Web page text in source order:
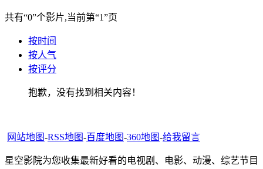
共有“0”个影片,当前第“1”页
按时间
按人气
按评分
抱歉，没有找到相关内容！
网站地图-RSS地图-百度地图-360地图-给我留言
星空影院为您收集最新好看的电视剧、电影、动漫、综艺节目